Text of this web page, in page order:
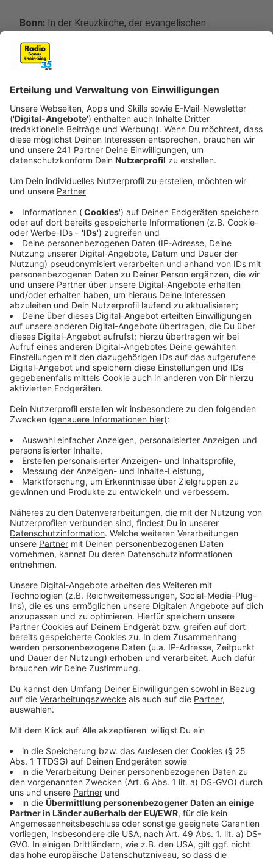
Bonn: In der Kreuzkirche, der evangelischen
Kirchenkreis Bonn und das Evangelische Forum mit der
Kreuzkirchengemeinden direkt im Anschluss an das
ein, mit Pfarrer Martín Engels und Stefan Horz an der
Orgel.
Beuel:Die Evangelische Kirchengemeinde Beuel plant
so: Versöhnungskirche, Neustraße 2, 53225 Bonn,
Glockenläuten und die Kirche ist ab 18.30 Uhr für eine
halbe Stunde geöffnet – um eine Kerze anzuzünden,
ein Gebet zu sprechen, ein Friedenslied zu singen.
Nachfolge-Christi-Kirche, Dietrich-Bonhoeffer-Straße
8, 53227 Bonn: Glockengeläut. Haus der Gemeinde,
Adelheidisstraße 72, 53225 Bonn: geöffnet zu Stille
und Gebet und Kerzenentzünden von 18.30 bis 19 Uhr.
Lohmar:Die Evangelische Emmaus-Gemeinde Lohmar
lädt für heute Abend zum „Friedensgebet“ in alle
Lohmarer Kirchen um 18.30 Uhr mit zehnminütigem
Läuten am Anfang. Ab morgen werden die Kirchen
wöchentlich freitags um 18.30 Uhr für eine Stunde der
offenen Kirche mit Friedensgebet und Kurzandacht
geöffnet. Die Kirchen: Evangelische Christuskirche
Lohmar, Hauptstr. 74, 53797 Lohmar; Evangelische
Friedenskirche, Auf der Löh 2f, 53797 Lohmar und
Evangelische Kirche Honrath, Peter-Lemmer-Weg 1,
53797 Lohmar
Much:Die Evangelische Kirchengemeinde Much wird
von 18.30 bis 18.40 Uhr die Glocken läuten und im
Anschluss daran für 20 Minuten zu einem
Friedensgebet in die Evangelische Kirche, Schulstraße
Seelscheid:Als hörbares Zeichen der Anteilnahme,
der Sorge und des Mitgefühls mit den betroffenen
Menschen werden heute von 18.30 bis 18.40 Uhr die
Pfarrer-Julius-Smend-Platz 1, 53819 Neunkirchen-
Seelscheid, läuten. So soll gemeinsam für einen
Augenblick innegehalten und für die Menschen im
Kriegsgebiet und für den Frieden in dieser Welt
gebetet werden.
Siebengebirge:Die Evangelische Kirchengemeinde
Siebengebirge lädt alle Menschen ein, gemeinsam in
der Evangelischen Kirche Oberpleis für den Frieden in
der Ukraine und in Europa zu beten. Gemeinsam mit
anderen Kirchen läuten um 18.30 Uhr die
Kirchenglocken. Anschließend findet ein kurzes
Friedensgebet in der Evangelischen Kirche in
Oberpleis, Ittenbacher Straße 33, 53639 Königswinter,
statt. Gern kann dort auch eine Kerze entzündet
werden. Pfarrerin Ute Krüger und Pfarrer Arndt Klemp-
Kindermann stehen im Anschluss Gespräche zur
Verfügung.